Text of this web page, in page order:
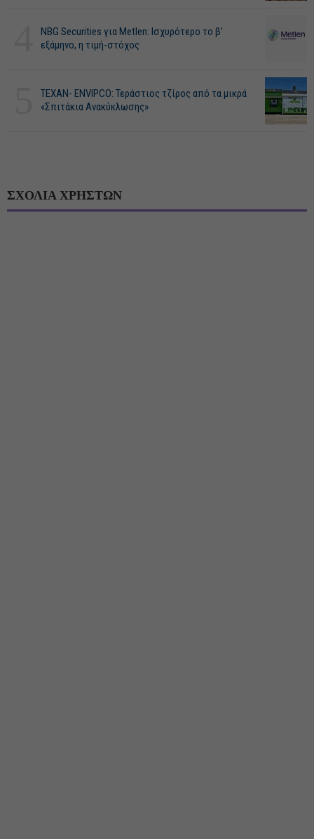
NBG Securities για Metlen: Ισχυρότερο το β'
εξάμηνο, η τιμή-στόχος
ΤΕΧΑΝ- ENVIPCO: Τεράστιος τζίρος από τα μικρά
«Σπιτάκια Ανακύκλωσης»
ΣΧΟΛΙΑ ΧΡΗΣΤΩΝ